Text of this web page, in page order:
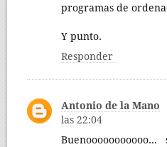
programas de
Y punto.
Responder
Antonio de la Mano
las 22:04